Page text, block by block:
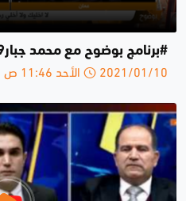
#برنامج بوضوح مع محمد جبار19-2-2019
2021/01/10 الأحد 11:46 ص